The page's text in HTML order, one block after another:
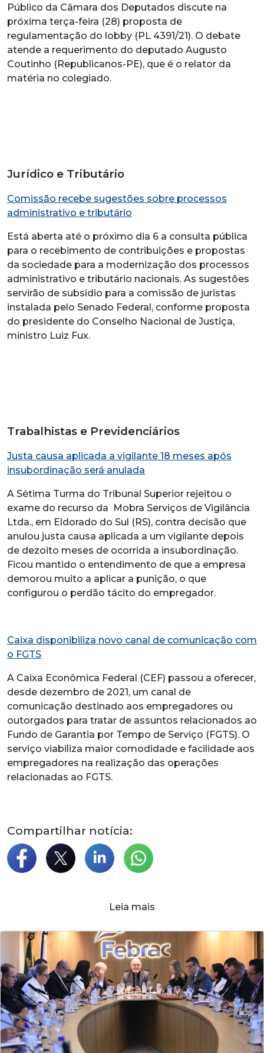
Público da Câmara dos Deputados discute na
próxima terça-feira (28) proposta de
regulamentação do lobby (PL 4391/21). O debate
atende a requerimento do deputado Augusto
Coutinho (Republicanos-PE), que é o relator da
matéria no colegiado.
Jurídico e Tributário
Comissão recebe sugestões sobre processos
administrativo e tributário
Está aberta até o próximo dia 6 a consulta pública
para o recebimento de contribuições e propostas
da sociedade para a modernização dos processos
administrativo e tributário nacionais. As sugestões
servirão de subsídio para a comissão de juristas
instalada pelo Senado Federal, conforme proposta
do presidente do Conselho Nacional de Justiça,
ministro Luiz Fux.
Trabalhistas e Previdenciários
Justa causa aplicada a vigilante 18 meses após
insubordinação será anulada
A Sétima Turma do Tribunal Superior rejeitou o
exame do recurso da Mobra Serviços de Vigilância
Ltda., em Eldorado do Sul (RS), contra decisão que
anulou justa causa aplicada a um vigilante depois
de dezoito meses de ocorrida a insubordinação.
Ficou mantido o entendimento de que a empresa
demorou muito a aplicar a punição, o que
configurou o perdão tácito do empregador.
Caixa disponibiliza novo canal de comunicação com
o FGTS
A Caixa Econômica Federal (CEF) passou a oferecer,
desde dezembro de 2021, um canal de
comunicação destinado aos empregadores ou
outorgados para tratar de assuntos relacionados ao
Fundo de Garantia por Tempo de Serviço (FGTS). O
serviço viabiliza maior comodidade e facilidade aos
empregadores na realização das operações
relacionadas ao FGTS.
Compartilhar notícia:
Leia mais